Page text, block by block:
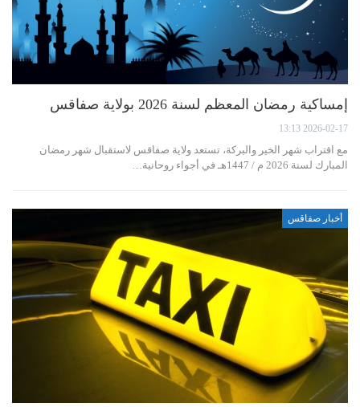
إمساكية رمضان المعظم لسنة 2026 بولاية صفاقس
2026-02-17 13:13
مع اقتراب شهر الخير والبركة، تستعد ولاية صفاقس لاستقبال شهر رمضان
المبارك لسنة 2026 م / 1447هـ في أجواء روحانية…
أخبار صفاقس